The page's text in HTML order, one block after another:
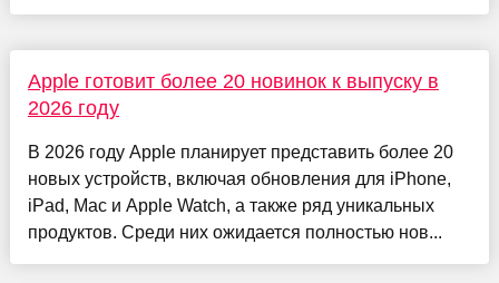
Apple готовит более 20 новинок к выпуску в
2026 году
В 2026 году Apple планирует представить более 20
новых устройств, включая обновления для iPhone,
iPad, Mac и Apple Watch, а также ряд уникальных
продуктов. Среди них ожидается полностью нов...